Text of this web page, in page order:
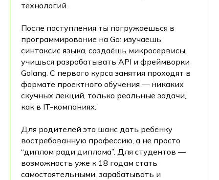
технологий.
После поступления ты погружаешься в
программирование на Go: изучаешь
синтаксис языка, создаёшь микросервисы,
учишься разрабатывать API и фреймворки
Golang. С первого курса занятия проходят в
формате проектного обучения — никаких
скучных лекций, только реальные задачи,
как в IT-компаниях.
Для родителей это шанс дать ребёнку
востребованную профессию, а не просто
“диплом ради диплома”. Для студентов —
возможность уже к 18 годам стать
самостоятельными, зарабатывать и